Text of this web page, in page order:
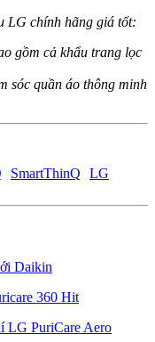
LG chính hãng giá tốt:
gồm cả khẩu trang lọc
sóc quần áo thông minh
SmartThinQ
LG
Daikin
360 Hit
LG PuriCare Aero